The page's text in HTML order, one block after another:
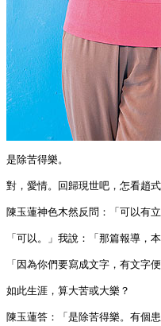
是除苦得樂。
對，愛情。回歸現世吧，怎看趙
陳玉蓮神色木然反問：「可以有立
「可以。」我說：「那篇報導，
「因為你們要寫成文字，有文字
如此生涯，算大苦或大樂？
陳玉蓮答：「是除苦得樂。有個